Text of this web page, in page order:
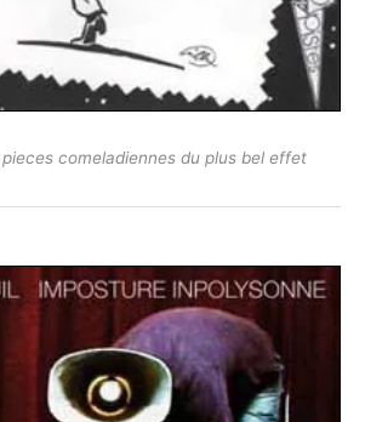
comeladiennes du plus bel effet